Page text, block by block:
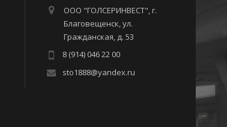
ООО "ГОЛСЕРИНВЕСТ", г.
Благовещенск, ул.
Гражданская, д. 53
8 (914) 046 22 00
sto1888@yandex.ru